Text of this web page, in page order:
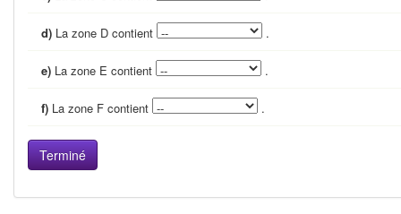
d) La zone D contient .
e) La zone E contient .
f) La zone F contient .